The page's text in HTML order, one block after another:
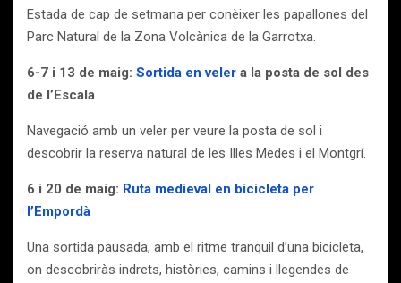
Estada de cap de setmana per conèixer les papallones del
Parc Natural de la Zona Volcànica de la Garrotxa.
6-7 i 13 de maig: Sortida en veler a la posta de sol des
de l’Escala
Navegació amb un veler per veure la posta de sol i
descobrir la reserva natural de les Illes Medes i el Montgrí.
6 i 20 de maig: Ruta medieval en bicicleta per
l’Empordà
Una sortida pausada, amb el ritme tranquil d’una bicicleta,
on descobriràs indrets, històries, camins i llegendes de